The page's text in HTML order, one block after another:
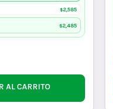
$2,585
$2,485
AL CARRITO